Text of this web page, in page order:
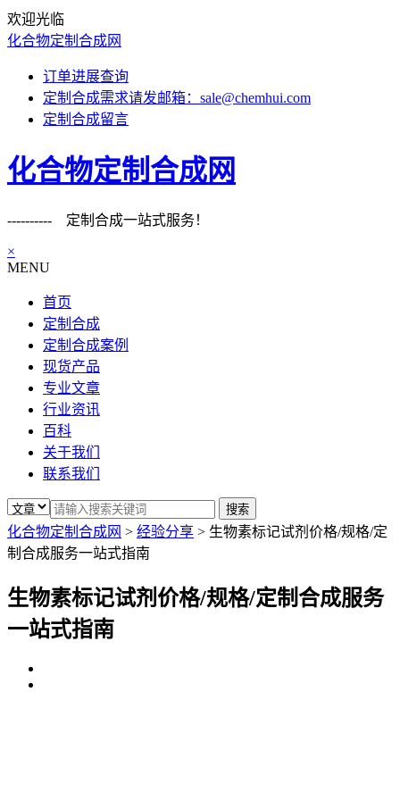
欢迎光临
化合物定制合成网
订单进展查询
定制合成需求请发邮箱：sale@chemhui.com
定制合成留言
化合物定制合成网
---------- 定制合成一站式服务！
×
MENU
首页
定制合成
定制合成案例
现货产品
专业文章
行业资讯
百科
关于我们
联系我们
化合物定制合成网 > 经验分享 > 生物素标记试剂价格/规格/定
制合成服务一站式指南
生物素标记试剂价格/规格/定制合成服务
一站式指南